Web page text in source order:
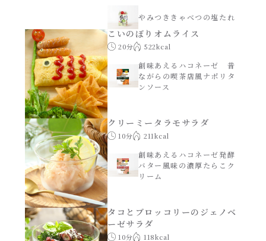
やみつききゃべつの塩たれ
こいのぼりオムライス
20分 522kcal
創味あえるハコネーゼ 昔
ながらの喫茶店風ナポリタ
ンソース
クリーミータラモサラダ
10分 211kcal
創味あえるハコネーゼ発酵
バター風味の濃厚たらこク
リーム
タコとブロッコリーのジェノベ
ーゼサラダ
10分 118kcal